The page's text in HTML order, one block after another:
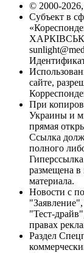
© 2000-
Субъект в
сайте,
При
Украины и
прямая
Ссылка
полного
размещена в
материала.
Новости с
"Тест-
правах
Раздел